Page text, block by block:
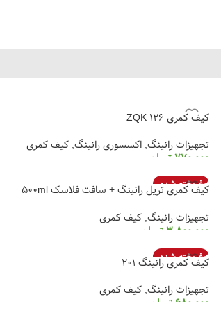
کیف کمری ZQK 126
تجهیزات رانینگ, اکسسوری رانینگ, کیف کمری
770,000تومان
انتخاب گزینه ها
فروخته شده کیف کمری تریل رانینگ + سافت فلاسک 500ml
تجهیزات رانینگ, کیف کمری
3,800,000 تومان
انتخاب گزینه ها
فروخته شده
کیف کمری رانینگ 201
تجهیزات رانینگ, کیف کمری
680,000 تومان